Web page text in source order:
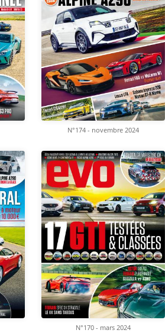
N°174 - novembre 2024
N°170 - mars 2024